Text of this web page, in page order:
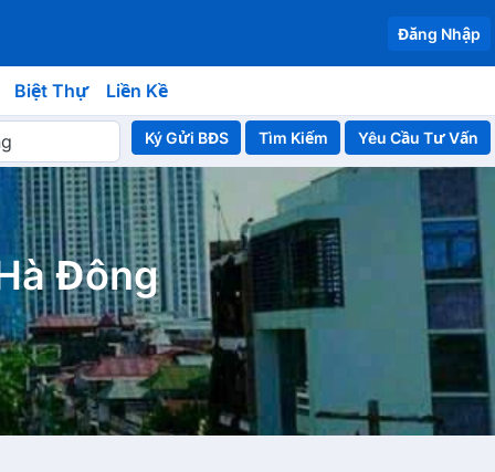
Đăng Nhập
Biệt Thự Liền Kề
Ký Gửi BĐS Yêu Cầu Tư Vấn
Đông